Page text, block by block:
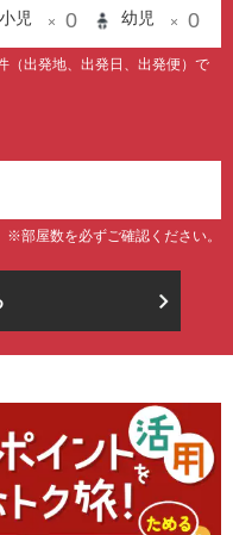
小児 × 0 幼児 × 0
（出発地、出発日、出発便）で
※部屋数を必ずご確認ください。